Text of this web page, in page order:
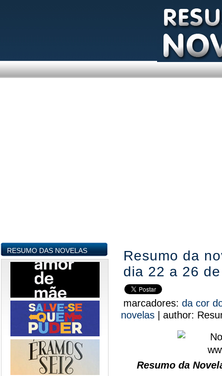
RESUMO DAS NOVELAS
Resumo da
dia 22 a 26
marcadores: da cor
novelas | author:
Resumo da